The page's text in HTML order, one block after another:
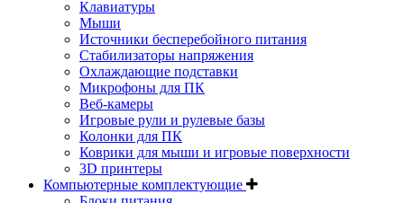
Клавиатуры
Мыши
Источники бесперебойного питания
Стабилизаторы напряжения
Охлаждающие подставки
Микрофоны для ПК
Веб-камеры
Игровые рули и рулевые базы
Колонки для ПК
Коврики для мыши и игровые поверхности
3D принтеры
Компьютерные комплектующие